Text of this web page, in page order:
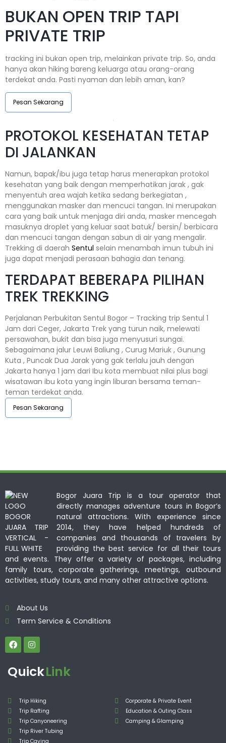
BUKAN OPEN TRIP TAPI
PRIVATE TRIP
tracking ini bukan open trip, melainkan private trip. So, anda
hanya akan hiking bareng keluarga atau orang-orang
terdekat anda. Pasti nyaman dan lebih aman, kan?
Pesan Sekarang
PROTOKOL KESEHATAN TETAP
DI JALANKAN
Namun, bapak/ibu juga tetap harus menerapkan protokol
kesehatan yang baik dengan memperhatikan jarak , gak
menyentuh area wajah ketika sedang berkegiatan ,
menggunakan masker dan mencuci tangan. Ini merupakan
cara yang baik untuk menjaga diri anda, masker mencegah
masuknya droplet yang keluar saat batuk/ bersin/ berbicara
dan mencuci tangan dengan sabun di air yang mengalir.
Trekking di daerah Sentul selain menambah imun tubuh ini
juga dapat menjadi perasaan bahagia dan tenang.
TERDAPAT BEBERAPA PILIHAN
TREK TREKKING
Perjalanan Perbukitan Sentul Bogor – Tracking trip Sentul 1
Jam dari Ceger, Jakarta Trek yang turun naik, melewati
persawahan, bukit dan bisa juga menyusuri sungai.
Sebagaimana jalur Leuwi Baliung , Curug Mariuk , Gunung
Kuta , Puncak Dua Jarak yang gak terlalu jauh dengan
Jakarta hanya 1 jam dari Ibu kota membuat nilai plus bagi
wisatawan ibu kota yang ingin liburan bersama teman-
teman terdekat anda.
Pesan Sekarang
Bogor Juara Trip is a tour operator that
directly manages adventure tours in Bogor’s
natural attractions. With experience since
2014, they have helped hundreds of
companies and thousands of travelers by
providing the best service for all their tours
and events. They offer a variety of packages, including
family tours, corporate gatherings, meetings, outbound
activities, study tours, and many other attractive options.
About Us
Term Service & Conditions
QuickLink
Trip Hiking
Trip Rafting
Trip Canyoneering
Trip River Tubing
Trip Caving
Corporate & Private Event
Education & Outing Class
Camping & Glamping